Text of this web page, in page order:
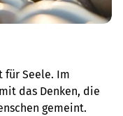
für Seele. Im
das Denken, die
gemeint.